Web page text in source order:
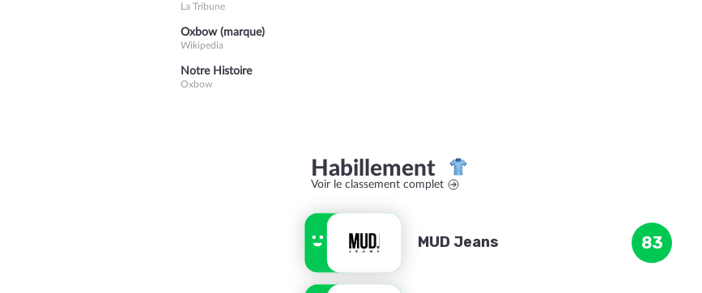
La Tribune
Oxbow (marque)
Wikipedia
Notre Histoire
Oxbow
Habillement
Voir le classement complet
MUD Jeans 83